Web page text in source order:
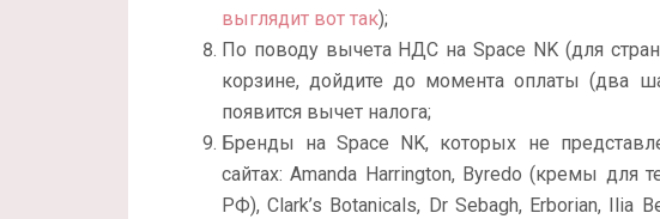
выглядит вот так);
По поводу вычета НДС на Space NK (для
корзине, дойдите до момента оплаты (два
появится вычет налога;
Бренды на Space NK, которых не
сайтах: Amanda Harrington, Byredo (кремы для
РФ), Clark’s Botanicals, Dr Sebagh, Erborian, Ilia